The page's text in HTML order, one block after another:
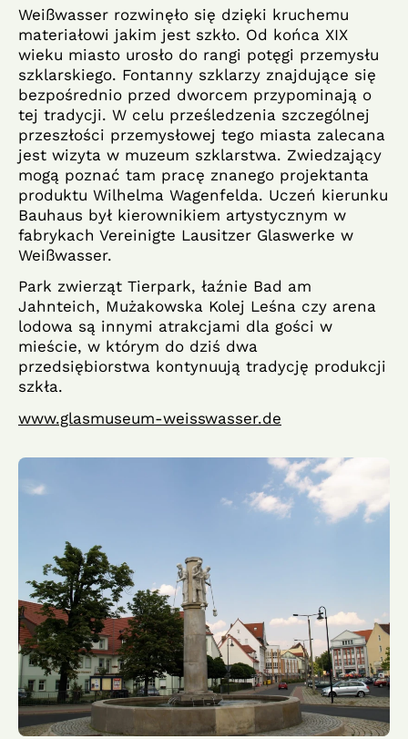
Weißwasser rozwinęło się dzięki kruchemu
materiałowi jakim jest szkło. Od końca XIX
wieku miasto urosło do rangi potęgi przemysłu
szklarskiego. Fontanny szklarzy znajdujące się
bezpośrednio przed dworcem przypominają o
tej tradycji. W celu prześledzenia szczególnej
przeszłości przemysłowej tego miasta zalecana
jest wizyta w muzeum szklarstwa. Zwiedzający
mogą poznać tam pracę znanego projektanta
produktu Wilhelma Wagenfelda. Uczeń kierunku
Bauhaus był kierownikiem artystycznym w
fabrykach Vereinigte Lausitzer Glaswerke w
Weißwasser.
Park zwierząt Tierpark, łaźnie Bad am
Jahnteich, Mużakowska Kolej Leśna czy arena
lodowa są innymi atrakcjami dla gości w
mieście, w którym do dziś dwa
przedsiębiorstwa kontynuują tradycję produkcji
szkła.
www.glasmuseum-weisswasser.de